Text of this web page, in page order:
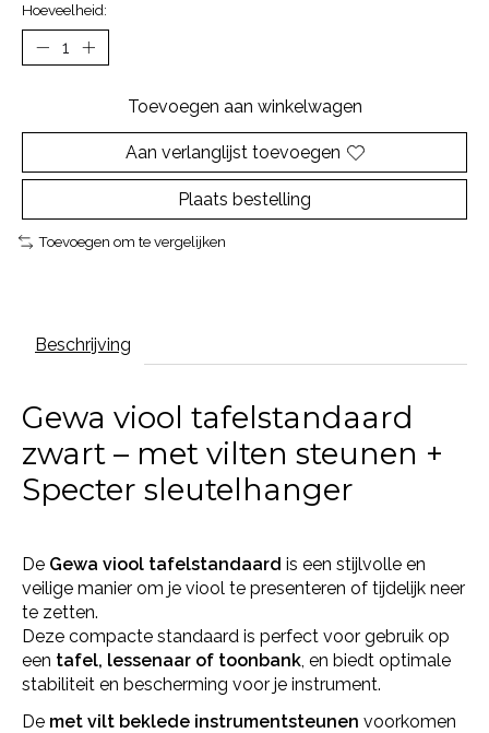
Hoeveelheid:
Toevoegen aan winkelwagen
Aan verlanglijst toevoegen
Plaats bestelling
Toevoegen om te vergelijken
Beschrijving
Gewa viool tafelstandaard
zwart – met vilten steunen +
Specter sleutelhanger
De Gewa viool tafelstandaard is een stijlvolle en
veilige manier om je viool te presenteren of tijdelijk neer
te zetten.
Deze compacte standaard is perfect voor gebruik op
een tafel, lessenaar of toonbank , en biedt optimale
stabiliteit en bescherming voor je instrument.
De met vilt beklede instrumentsteunen voorkomen